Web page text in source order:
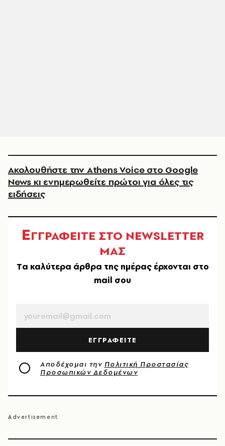
Ακολουθήστε την Athens Voice στο Google
News κι ενημερωθείτε πρώτοι για όλες τις
ειδήσεις
ΕΓΓΡΑΦΕΙΤΕ ΣΤΟ NEWSLETTER
ΜΑΣ
Tα καλύτερα άρθρα της ημέρας έρχονται στο
mail σου
ΕΓΓΡΑΦΕΙΤΕ
Αποδέχομαι την Πολιτική Προστασίας
Προσωπικών Δεδομένων